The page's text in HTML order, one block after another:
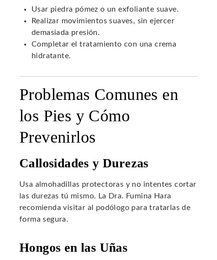
Usar piedra pómez o un exfoliante suave.
Realizar movimientos suaves, sin ejercer
demasiada presión.
Completar el tratamiento con una crema
hidratante.
Problemas Comunes en
los Pies y Cómo
Prevenirlos
Callosidades y Durezas
Usa almohadillas protectoras y no intentes cortar
las durezas tú mismo. La Dra. Fumina Hara
recomienda visitar al podólogo para tratarlas de
forma segura.
Hongos en las Uñas